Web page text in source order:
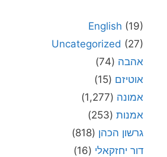
English (19)
Uncategorized (27)
אהבה (74)
אוטיזם (15)
אמונה (1,277)
אמנות (253)
גרשון הכהן (818)
דור יחזקאלי (16)